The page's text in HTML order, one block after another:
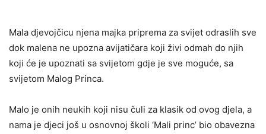
Mala djevojčicu njena majka priprema za svijet odraslih sve
dok malena ne upozna avijatičara koji živi odmah do njih
koji će je upoznati sa svijetom gdje je sve moguće, sa
svijetom Malog Princa.
Malo je onih neukih koji nisu čuli za klasik od ovog djela, a
nama je djeci još u osnovnoj školi ‘Mali princ’ bio obavezna